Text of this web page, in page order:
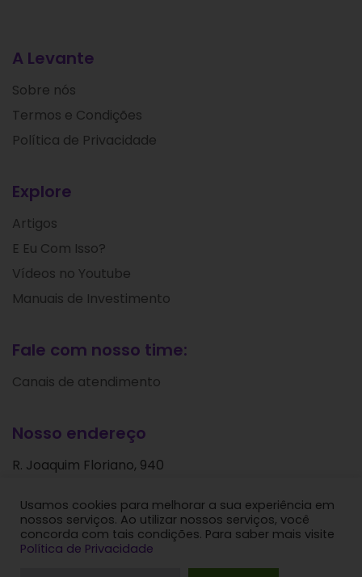
A Levante
Sobre nós
Termos e Condições
Política de Privacidade
Explore
Artigos
E Eu Com Isso?
Vídeos no Youtube
Manuais de Investimento
Fale com nosso time:
Canais de atendimento
Nosso endereço
R. Joaquim Floriano, 940
São Paulo - SP
CEP: 04534-004
Usamos cookies para melhorar a sua experiência em
nossos serviços. Ao utilizar nossos serviços, você
concorda com tais condições. Para saber mais visite
Política de Privacidade